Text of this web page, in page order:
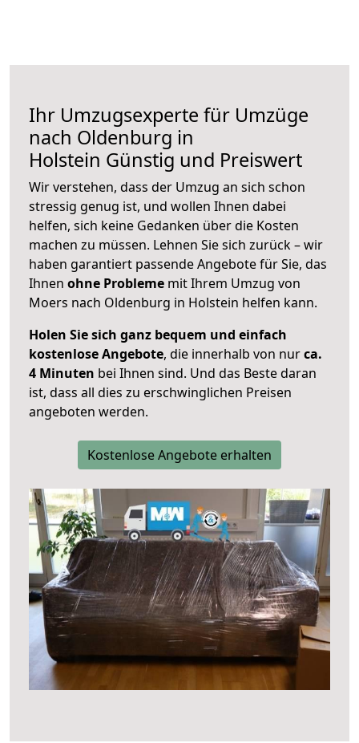
Ihr Umzugsexperte für Umzüge
nach Oldenburg in
Holstein Günstig und Preiswert
Wir verstehen, dass der Umzug an sich schon
stressig genug ist, und wollen Ihnen dabei
helfen, sich keine Gedanken über die Kosten
machen zu müssen. Lehnen Sie sich zurück – wir
haben garantiert passende Angebote für Sie, das
Ihnen ohne Probleme mit Ihrem Umzug von
Moers nach Oldenburg in Holstein helfen kann.
Holen Sie sich ganz bequem und einfach
kostenlose Angebote, die innerhalb von nurca.
4 Minuten bei Ihnen sind. Und das Beste daran
ist, dass all dies zu erschwinglichen Preisen
angeboten werden.
Kostenlose Angebote erhalten